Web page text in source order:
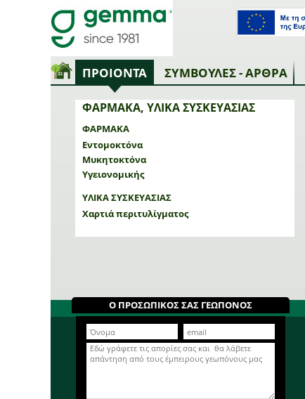
ΠΡΟΙΟΝΤΑ ΣΥΜΒΟΥΛΕΣ - ΑΡΘΡΑ
ΦΑΡΜΑΚΑ, ΥΛΙΚΑ ΣΥΣΚΕΥΑΣΙΑΣ
ΦΑΡΜΑΚΑ
Εντομοκτόνα
Μυκητοκτόνα
Υγειονομικής
ΥΛΙΚΑ ΣΥΣΚΕΥΑΣΙΑΣ
Χαρτιά περιτυλίγματος
Ο ΠΡΟΣΩΠΙΚΟΣ ΣΑΣ ΓΕΩΠΟΝΟΣ